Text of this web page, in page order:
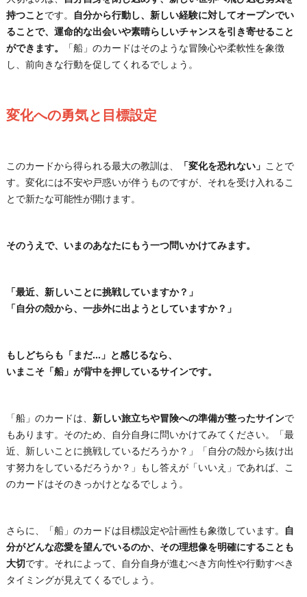
持つことです。
自分から行動し、新しい経験に対してオープンでい
ることで、運命的な出会いや素晴らしいチャンスを引き寄せること
ができます。
「船」のカードはそのような冒険心や柔軟性を象徴
し、前向きな行動を促してくれるでしょう。
変化への勇気と目標設定
このカードから得られる最大の教訓は、 「変化を恐れない」 ことで
す。変化には不安や戸惑いが伴うものですが、それを受け入れるこ
とで新たな可能性が開けます。
そのうえで、いまのあなたにもう一つ問いかけてみます。
「最近、新しいことに挑戦していますか？」
「自分の殻から、一歩外に出ようとしていますか？」
もしどちらも「まだ…」と感じるなら、
いまこそ「船」が背中を押しているサインです。
「船」のカードは、 新しい旅立ちや冒険への準備が整ったサインで
もあります。そのため、自分自身に問いかけてみてください。「最
近、新しいことに挑戦しているだろうか？」「自分の殻から抜け出
す努力をしているだろうか？」もし答えが「いいえ」であれば、こ
のカードはそのきっかけとなるでしょう。
さらに、「船」のカードは目標設定や計画性も象徴しています。
自
分がどんな恋愛を望んでいるのか、その理想像を明確にすることも
大切です。それによって、自分自身が進むべき方向性や行動すべき
タイミングが見えてくるでしょう。